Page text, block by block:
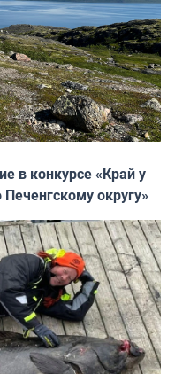
в конкурсе «Край у
округу»